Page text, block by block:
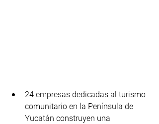
24 empresas dedicadas al turismo
comunitario en la Península de
Yucatán construyen una